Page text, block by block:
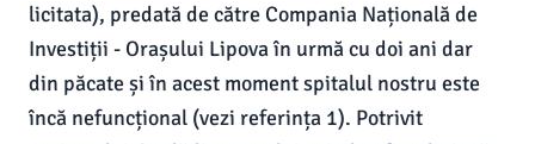
licitata), predată de către Compania Națională de
Investiții - Orașului Lipova în urmă cu doi ani dar
din păcate și în acest moment spitalul nostru este
încă nefuncțional (vezi referința 1). Potrivit